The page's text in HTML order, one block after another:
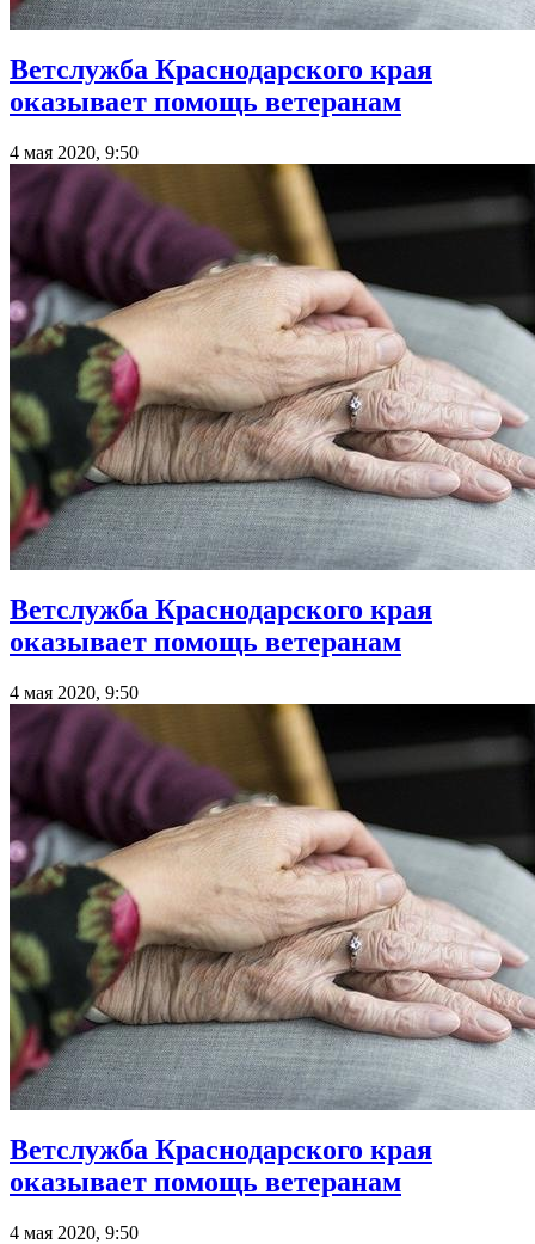
Ветслужба Краснодарского края
оказывает помощь ветеранам
4 мая 2020, 9:50
Ветслужба Краснодарского края
оказывает помощь ветеранам
4 мая 2020, 9:50
Ветслужба Краснодарского края
оказывает помощь ветеранам
4 мая 2020, 9:50